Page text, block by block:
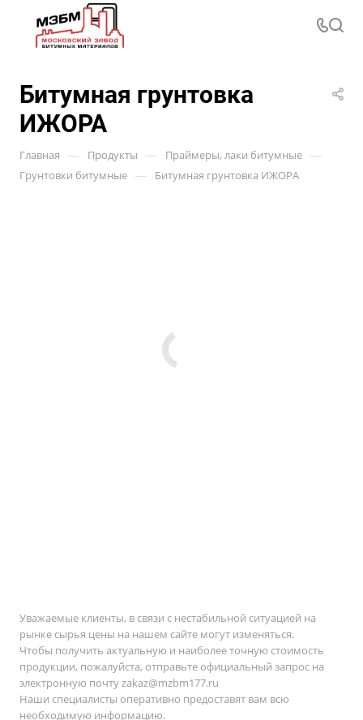
Битумная грунтовка
ИЖОРА
Главная — Продукты — Праймеры, лаки битумные —
Грунтовки битумные — Битумная грунтовка ИЖОРА
Уважаемые клиенты, в связи с нестабильной ситуацией на
рынке сырья цены на нашем сайте могут изменяться.
Чтобы получить актуальную и наиболее точную стоимость
продукции, пожалуйста, отправьте официальный запрос на
электронную почтуzakaz@mzbm177.ru
Наши специалисты оперативно предоставят вам всю
необходимую информацию.